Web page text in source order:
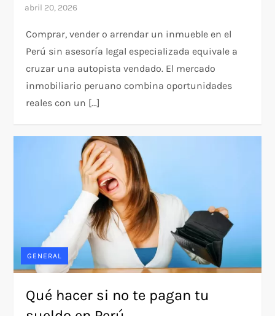
Comprar, vender o arrendar un inmueble en el
Perú sin asesoría legal especializada equivale a
cruzar una autopista vendado. El mercado
inmobiliario peruano combina oportunidades
reales con un […]
GENERAL
Qué hacer si no te pagan tu